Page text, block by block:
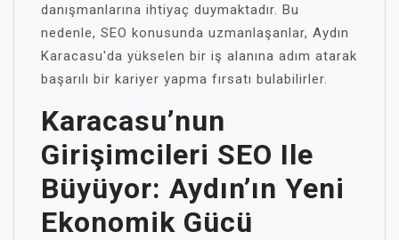
danışmanlarına ihtiyaç duymaktadır. Bu
nedenle, SEO konusunda uzmanlaşanlar, Aydın
Karacasu'da yükselen bir iş alanına adım atarak
başarılı bir kariyer yapma fırsatı bulabilirler.
Karacasu’nun
Girişimcileri SEO Ile
Büyüyor: Aydın’ın Yeni
Ekonomik Gücü